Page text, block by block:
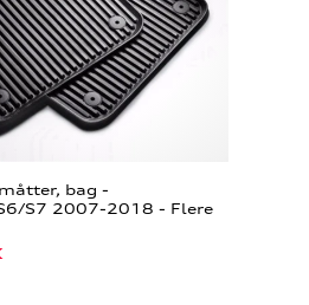
bag -
S7 2007-2018 - Flere